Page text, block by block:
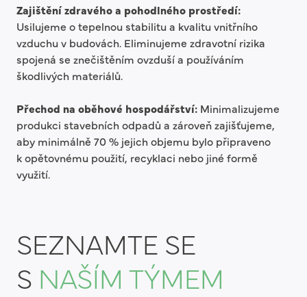
Zajištění zdravého a pohodlného prostředí:
Usilujeme o tepelnou stabilitu a kvalitu vnitřního
vzduchu v budovách. Eliminujeme zdravotní rizika
spojená se znečištěním ovzduší a používáním
škodlivých materiálů.
Přechod na oběhové hospodářství: Minimalizujeme
produkci stavebních odpadů a zároveň zajišťujeme,
aby minimálně 70 % jejich objemu bylo připraveno
k opětovnému použití, recyklaci nebo jiné formě
využití.
SEZNAMTE SE
S NAŠÍM TÝMEM